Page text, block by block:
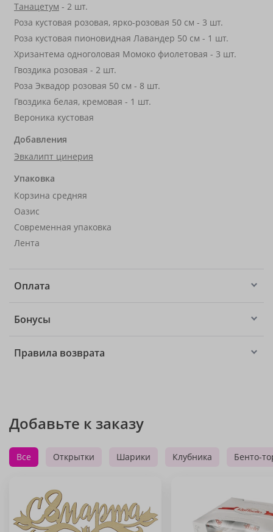
Танацетум - 2 шт.
Роза кустовая розовая, ярко-розовая 50 см - 3 шт.
Роза кустовая пионовидная Лавандер 50 см - 1 шт.
Хризантема одноголовая Момоко фиолетовая - 3 шт.
Гвоздика розовая - 2 шт.
Роза Эквадор розовая 50 см - 8 шт.
Гвоздика белая, кремовая - 1 шт.
Вероника кустовая
Добавления
Эвкалипт цинерия
Упаковка
Корзина средняя
Оазис
Современная упаковка
Лента
Оплата
Бонусы
Правила возврата
Добавьте к заказу
Все Открытки Шарики Клубника Бенто-